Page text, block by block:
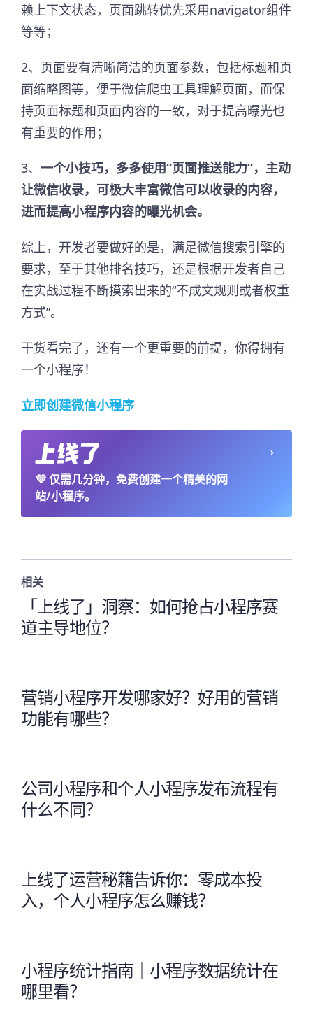
赖上下文状态，页面跳转优先采用navigator组件
等等；
2、页面要有清晰简洁的页面参数，包括标题和页
面缩略图等，便于微信爬虫工具理解页面，而保
持页面标题和页面内容的一致，对于提高曝光也
有重要的作用；
3、 一个小技巧，多多使用“页面推送能力”，主动
让微信收录，可极大丰富微信可以收录的内容，
进而提高小程序内容的曝光机会。
综上，开发者要做好的是，满足微信搜索引擎的
要求，至于其他排名技巧，还是根据开发者自己
在实战过程不断摸索出来的“不成文规则或者权重
方式”。
干货看完了，还有一个更重要的前提，你得拥有
一个小程序！
立即创建微信小程序
💜仅需几分钟，免费创建一个精美的网
站/小程序。
→
相关
「上线了」洞察：如何抢占小程序赛
道主导地位？
营销小程序开发哪家好？好用的营销
功能有哪些？
公司小程序和个人小程序发布流程有
什么不同？
上线了运营秘籍告诉你：零成本投
入，个人小程序怎么赚钱？
小程序统计指南｜小程序数据统计在
哪里看？